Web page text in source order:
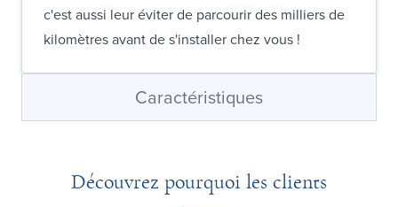
c'est aussi leur éviter de parcourir des milliers de
kilomètres avant de s'installer chez vous !
Caractéristiques
Découvrez pourquoi les clients